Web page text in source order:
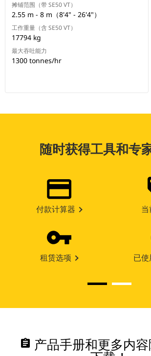
摊铺范围（带 SE50 VT）
2.55 m - 8 m（8'4" - 26'4"）
工作重量（含 SE50 VT）
17794 kg
最大吞吐能力
1300 tonnes/hr
随时获得工具和专
付款计算器 当
租赁选项 已使
assignment 产品手册和更多内